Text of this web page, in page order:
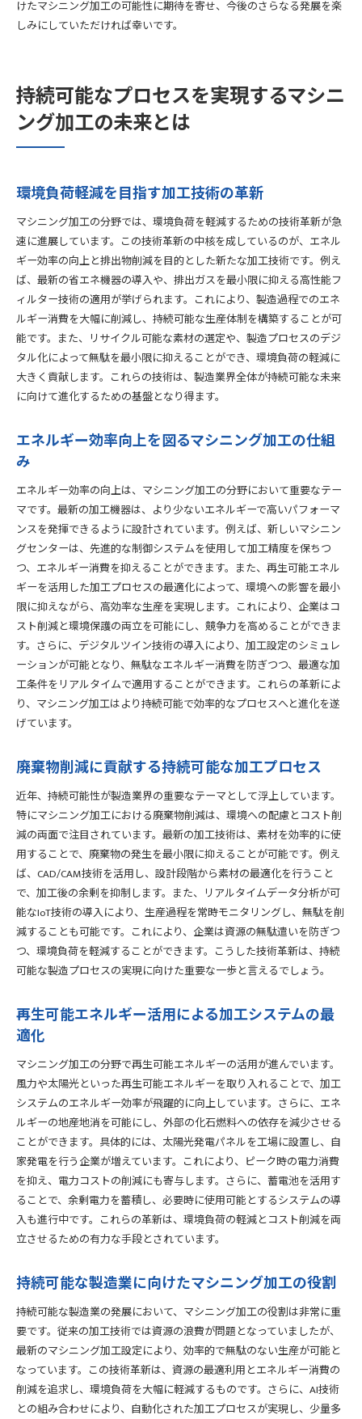
けたマシニング加工の可能性に期待を寄せ、今後のさらなる発展を楽
しみにしていただければ幸いです。
持続可能なプロセスを実現するマシニ
ング加工の未来とは
環境負荷軽減を目指す加工技術の革新
マシニング加工の分野では、環境負荷を軽減するための技術革新が急
速に進展しています。この技術革新の中核を成しているのが、エネル
ギー効率の向上と排出物削減を目的とした新たな加工技術です。例え
ば、最新の省エネ機器の導入や、排出ガスを最小限に抑える高性能フ
ィルター技術の適用が挙げられます。これにより、製造過程でのエネ
ルギー消費を大幅に削減し、持続可能な生産体制を構築することが可
能です。また、リサイクル可能な素材の選定や、製造プロセスのデジ
タル化によって無駄を最小限に抑えることができ、環境負荷の軽減に
大きく貢献します。これらの技術は、製造業界全体が持続可能な未来
に向けて進化するための基盤となり得ます。
エネルギー効率向上を図るマシニング加工の仕組
み
エネルギー効率の向上は、マシニング加工の分野において重要なテー
マです。最新の加工機器は、より少ないエネルギーで高いパフォーマ
ンスを発揮できるように設計されています。例えば、新しいマシニン
グセンターは、先進的な制御システムを使用して加工精度を保ちつ
つ、エネルギー消費を抑えることができます。また、再生可能エネル
ギーを活用した加工プロセスの最適化によって、環境への影響を最小
限に抑えながら、高効率な生産を実現します。これにより、企業はコ
スト削減と環境保護の両立を可能にし、競争力を高めることができま
す。さらに、デジタルツイン技術の導入により、加工設定のシミュレ
ーションが可能となり、無駄なエネルギー消費を防ぎつつ、最適な加
工条件をリアルタイムで適用することができます。これらの革新によ
り、マシニング加工はより持続可能で効率的なプロセスへと進化を遂
げています。
廃棄物削減に貢献する持続可能な加工プロセス
近年、持続可能性が製造業界の重要なテーマとして浮上しています。
特にマシニング加工における廃棄物削減は、環境への配慮とコスト削
減の両面で注目されています。最新の加工技術は、素材を効率的に使
用することで、廃棄物の発生を最小限に抑えることが可能です。例え
ば、CAD/CAM技術を活用し、設計段階から素材の最適化を行うこと
で、加工後の余剰を抑制します。また、リアルタイムデータ分析が可
能なIoT技術の導入により、生産過程を常時モニタリングし、無駄を削
減することも可能です。これにより、企業は資源の無駄遣いを防ぎつ
つ、環境負荷を軽減することができます。こうした技術革新は、持続
可能な製造プロセスの実現に向けた重要な一歩と言えるでしょう。
再生可能エネルギー活用による加工システムの最
適化
マシニング加工の分野で再生可能エネルギーの活用が進んでいます。
風力や太陽光といった再生可能エネルギーを取り入れることで、加工
システムのエネルギー効率が飛躍的に向上しています。さらに、エネ
ルギーの地産地消を可能にし、外部の化石燃料への依存を減少させる
ことができます。具体的には、太陽光発電パネルを工場に設置し、自
家発電を行う企業が増えています。これにより、ピーク時の電力消費
を抑え、電力コストの削減にも寄与します。さらに、蓄電池を活用す
ることで、余剰電力を蓄積し、必要時に使用可能とするシステムの導
入も進行中です。これらの革新は、環境負荷の軽減とコスト削減を両
立させるための有力な手段とされています。
持続可能な製造業に向けたマシニング加工の役割
持続可能な製造業の発展において、マシニング加工の役割は非常に重
要です。従来の加工技術では資源の浪費が問題となっていましたが、
最新のマシニング加工設定により、効率的で無駄のない生産が可能と
なっています。この技術革新は、資源の最適利用とエネルギー消費の
削減を追求し、環境負荷を大幅に軽減するものです。さらに、AI技術
との組み合わせにより、自動化された加工プロセスが実現し、少量多